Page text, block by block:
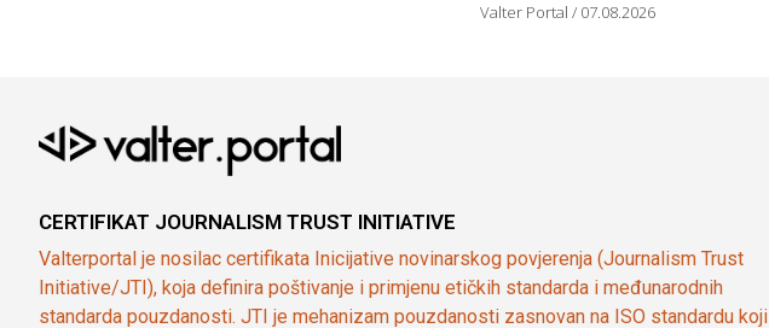
Valter Portal 07.08.2026
CERTIFIKAT JOURNALISM TRUST INITIATIVE
Valterportal je nosilac certifikata Inicijative novinarskog povjerenja (Journalism Trust
Initiative/JTI), koja definira poštivanje i primjenu etičkih standarda i međunarodnih
standarda pouzdanosti. JTI je mehanizam pouzdanosti zasnovan na ISO standardu koji